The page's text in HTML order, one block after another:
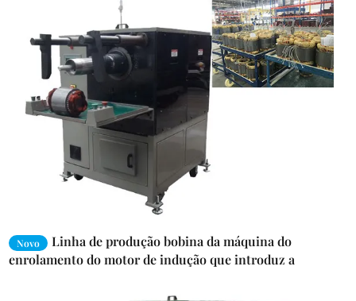
Novo
Linha de produção bobina da máquina do
enrolamento do motor de indução que introduz a